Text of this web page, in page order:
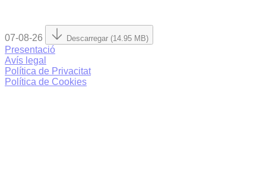
07-08-26 Descarregar (14.95 MB)
Presentació
Avís legal
Política de Privacitat
Política de Cookies